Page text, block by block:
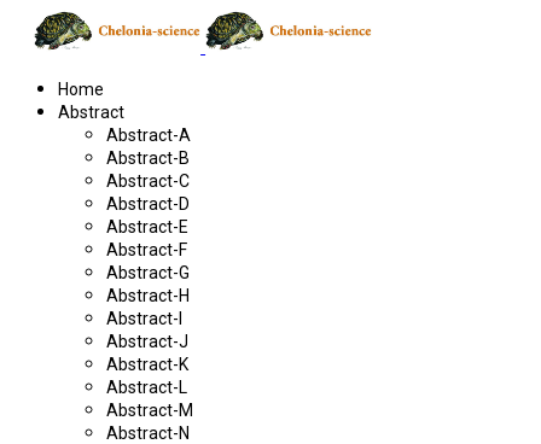
Home
Abstract
Abstract-A
Abstract-B
Abstract-C
Abstract-D
Abstract-E
Abstract-F
Abstract-G
Abstract-H
Abstract-I
Abstract-J
Abstract-K
Abstract-L
Abstract-M
Abstract-N